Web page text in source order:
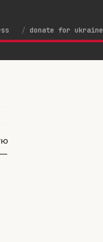
donate for ukraine
—